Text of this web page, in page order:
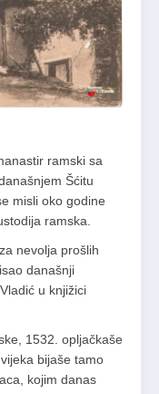
ramski sa
Šćitu
misli oko godine
ramska.
nevolja prošlih
današnji
u knjižici
1532. opljačkaše
bijaše tamo
kojim danas